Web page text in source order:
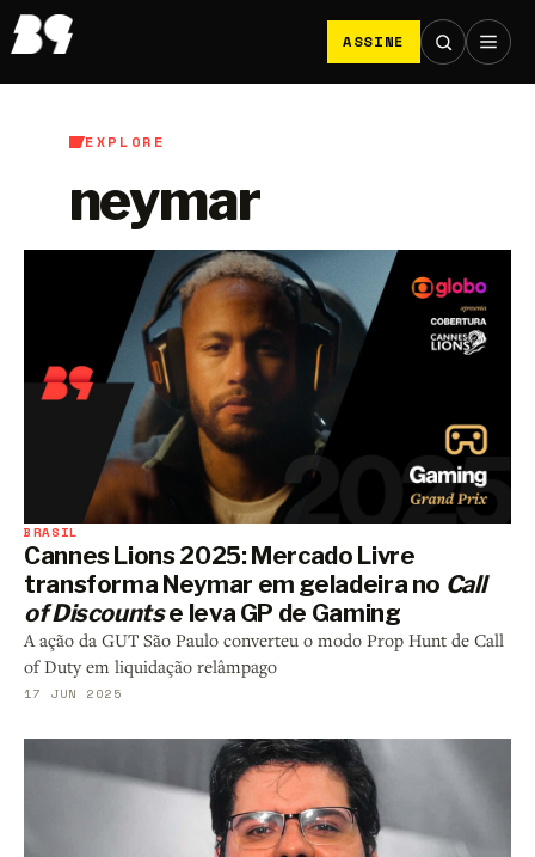
ASSINE
EXPLORE
neymar
BRASIL
Cannes Lions 2025: Mercado Livre
transforma Neymar em geladeira no Call
of Discountse leva GP de Gaming
A ação da GUT São Paulo converteu o modo Prop Hunt de Call
of Duty em liquidação relâmpago
17 JUN 2025